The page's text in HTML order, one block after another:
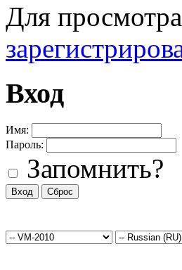
Для
Вход
Имя:
Пароль:
Запомнить?